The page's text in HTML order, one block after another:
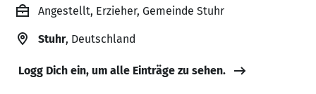
Angestellt, Erzieher, Gemeinde Stuhr
Stuhr, Deutschland
Logg Dich ein, um alle Einträge zu sehen.